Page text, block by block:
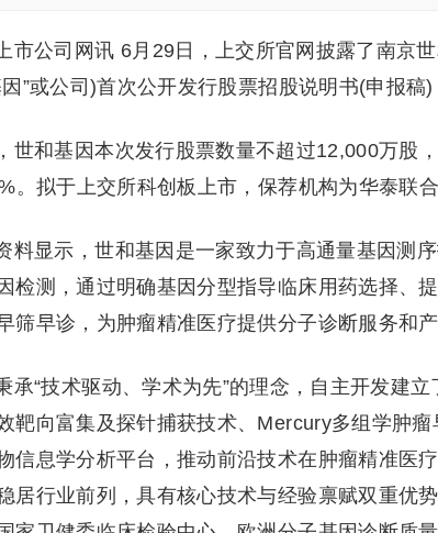
市公司网讯 6月29日，上交所官网披露了南京
”或公司)首次公开发行股票招股说明书(申报稿
世和基因本次发行股票数量不超过12,000万股
。拟于上交所科创板上市，保荐机构为华泰联合
料显示，世和基因是一家致力于高通量基因测
检测，通过明确基因分型指导临床用药选择、
筛早诊，为肿瘤精准医疗提供分子诊断服务和
承“技术驱动、学术为先”的理念，自主开发建
靶向富集及探针捕获技术、Mercury多组学肿
信息学分析平台，推动前沿技术在肿瘤精准医
居行业前列，具有核心技术与经验禀赋双重优